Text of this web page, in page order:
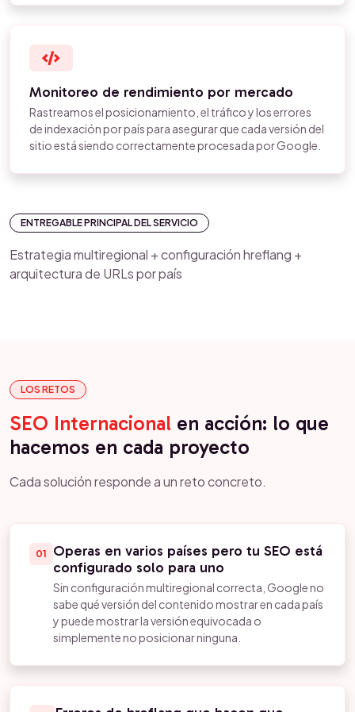
Monitoreo de rendimiento por mercado
Rastreamos el posicionamiento, el tráfico y los errores
de indexación por país para asegurar que cada versión del
sitio está siendo correctamente procesada por Google.
ENTREGABLE PRINCIPAL DEL SERVICIO
Estrategia multiregional + configuración hreflang +
arquitectura de URLs por país
LOS RETOS
SEO Internacional en acción: lo que
hacemos en cada proyecto
Cada solución responde a un reto concreto.
01
Operas en varios países pero tu SEO está
configurado solo para uno
Sin configuración multiregional correcta, Google no
sabe qué versión del contenido mostrar en cada país
y puede mostrar la versión equivocada o
simplemente no posicionar ninguna.